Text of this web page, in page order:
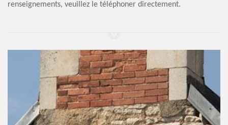
renseignements, veuillez le téléphoner directement.